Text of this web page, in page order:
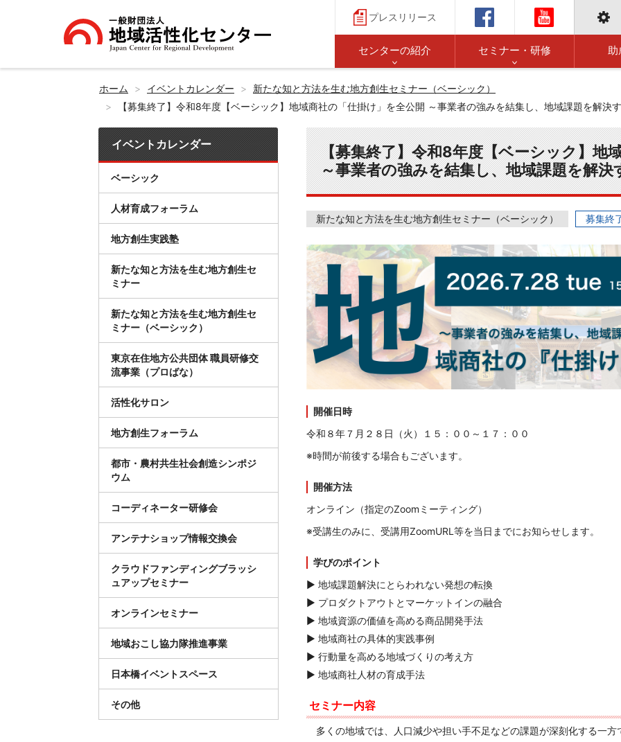
プレスリリース
センターの紹介 セミナー・研修 助
ホーム イベントカレンダー
新たな知と方法を生む地方創生セミナー（ベーシック）
【募集終了】令和8年度【ベーシック】地域商社の「仕掛け」を全公開 ～事業者の強みを結集し、地域課題を解決
【募集終了】令和8年度【ベーシック】地
～事業者の強みを結集し、地域課題を解決
新たな知と方法を生む地方創生セミナー（ベーシック） 募集終
開催日時
令和８年７月２８日（火）１５：００～１７：００
※時間が前後する場合もございます。
開催方法
オンライン（指定のZoomミーティング）
※受講生のみに、受講用ZoomURL等を当日までにお知らせします。
学びのポイント
▶ 地域課題解決にとらわれない発想の転換
▶ プロダクトアウトとマーケットインの融合
▶ 地域資源の価値を高める商品開発手法
▶ 地域商社の具体的実践事例
▶ 行動量を高める地域づくりの考え方
▶ 地域商社人材の育成手法
セミナー内容
多くの地域では、人口減少や担い手不足などの課題が深刻化する一
イベントカレンダー
ベーシック
人材育成フォーラム
地方創生実践塾
新たな知と方法を生む地方創生セ
ミナー
新たな知と方法を生む地方創生セ
ミナー（ベーシック）
東京在住地方公共団体 職員研修交
流事業（プロばな）
活性化サロン
地方創生フォーラム
都市・農村共生社会創造シンポジ
ウム
コーディネーター研修会
アンテナショップ情報交換会
クラウドファンディングブラッシ
ュアップセミナー
オンラインセミナー
地域おこし協力隊推進事業
日本橋イベントスペース
その他